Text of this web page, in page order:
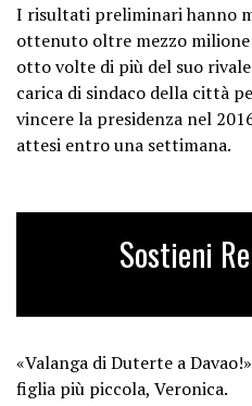
I risultati preliminari hanno
ottenuto oltre mezzo milione
otto volte di più del suo
carica di sindaco della città
vincere la presidenza nel
attesi entro una settimana.
Sostieni
«Valanga di Duterte a
figlia più piccola, Veronica.